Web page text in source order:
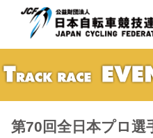
第70回全日本プロ選